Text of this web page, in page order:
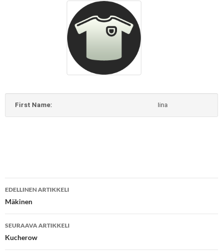
First Name: Iina
Artikkelien
selaus
EDELLINEN ARTIKKELI
Mäkinen
SEURAAVA ARTIKKELI
Kucherow